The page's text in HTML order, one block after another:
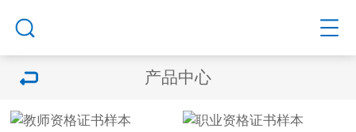
产品中心